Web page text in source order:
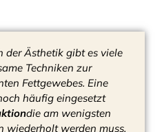
der Ästhetik gibt es viele
Techniken zur
Fettgewebes. Eine
häufig eingesetzt
die am wenigsten
wiederholt werden muss.